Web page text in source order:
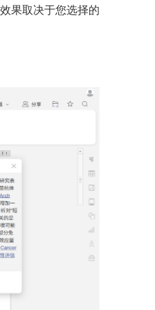
果取决于您选择的